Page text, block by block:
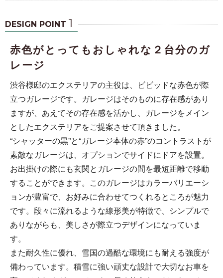
DESIGN POINT 1
赤色がとってもおしゃれな２台分のガ
レージ
渋谷様邸のエクステリアの主役は、ビビッドな赤色が際
立つガレージです。ガレージはそのものに存在感があり
ますが、あえてその存在感を活かし、ガレージをメイン
としたエクステリアをご提案させて頂きました。
“シャッターの黒”と“ガレージ本体の赤”のコントラストが
素敵なガレージは、オプションでサイドにドアを設置。
お出掛けの際にも玄関とガレージの間を最短距離で移動
することができます。このガレージはカラーバリエーシ
ョンが豊富で、お好みに合わせてつくれるところが魅力
です。段々に流れるような線形美が特徴で、シンプルで
ありながらも、美しさが際立つデザインになっていま
す。
また耐久性に優れ、雪国の過酷な環境にも耐える強度が
備わっています。積雪に強い頑丈な設計で大切なお車を